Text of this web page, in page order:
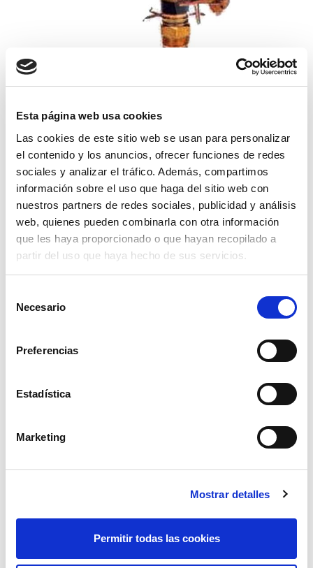
Esta página web usa cookies
Las cookies de este sitio web se usan para personalizar
el contenido y los anuncios, ofrecer funciones de redes
sociales y analizar el tráfico. Además, compartimos
información sobre el uso que haga del sitio web con
nuestros partners de redes sociales, publicidad y análisis
web, quienes pueden combinarla con otra información
que les haya proporcionado o que hayan recopilado a
partir del uso que haya hecho de sus servicios.
Necesario
Preferencias
Estadística
Marketing
Mostrar detalles
Permitir todas las cookies
aspersor vyr-50 lat. sectorial boq. lat.
19,75€ comprar